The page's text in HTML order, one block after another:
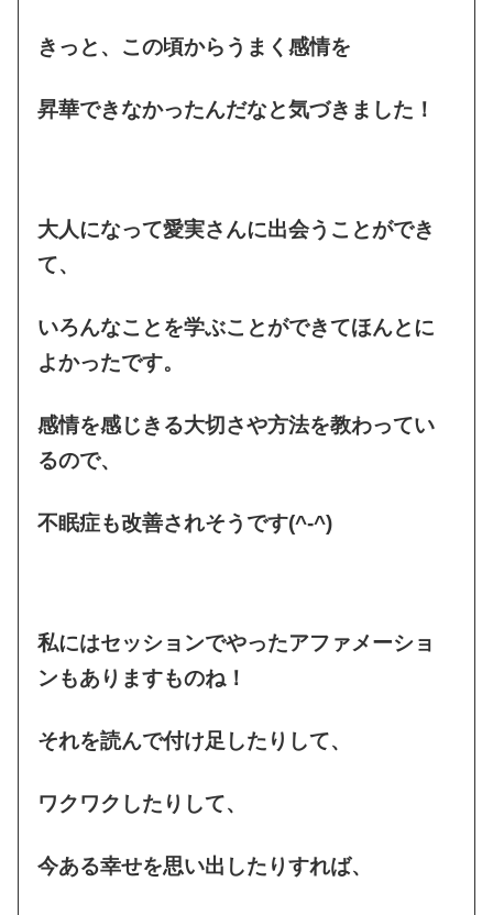
きっと、この頃からうまく感情を
昇華できなかったんだなと気づきました！
大人になって愛実さんに出会うことができ
て、
いろんなことを学ぶことができてほんとに
よかったです。
感情を感じきる大切さや方法を教わってい
るので、
不眠症も改善されそうです(^-^)
私にはセッションでやったアファメーショ
ンもありますものね！
それを読んで付け足したりして、
ワクワクしたりして、
今ある幸せを思い出したりすれば、